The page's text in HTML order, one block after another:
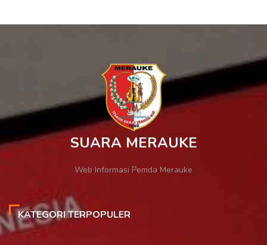
SUARA MERAUKE
Web Informasi Pemda Merauke
KATEGORI TERPOPULER